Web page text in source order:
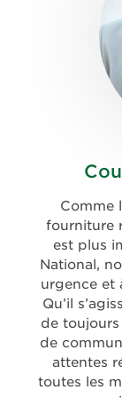
Comme
fourniture
est plus
National,
urgence et
Qu’il
de
de
attentes
toutes les